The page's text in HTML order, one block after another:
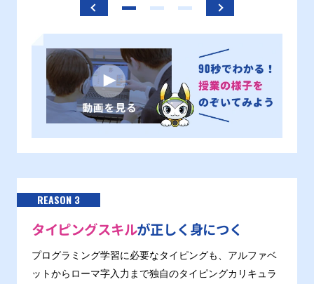
REASON 3
タイピングスキルが正しく身につく
プログラミング学習に必要なタイピングも、アルファベ
ットからローマ字入力まで独自のタイピングカリキュラ